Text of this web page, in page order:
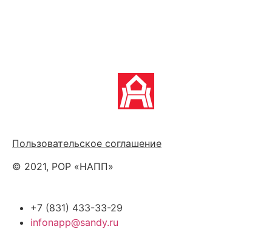
Пользовательское соглашение
© 2021, РОР «НАПП»
+7 (831) 433-33-29
infonapp@sandy.ru